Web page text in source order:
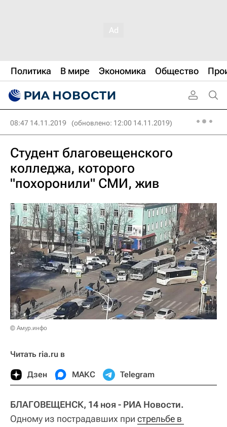
Политика В мире Экономика Общество
08:47 14.11.2019 (обновлено: 12:00 14.11.2019)
Студент благовещенского
колледжа, которого
"похоронили" СМИ, жив
© Амур.инфо
Читать ria.ru в
Дзен МАКС Telegram
БЛАГОВЕЩЕНСК, 14 ноя - РИА Новости.
Одному из пострадавших при стрельбе в